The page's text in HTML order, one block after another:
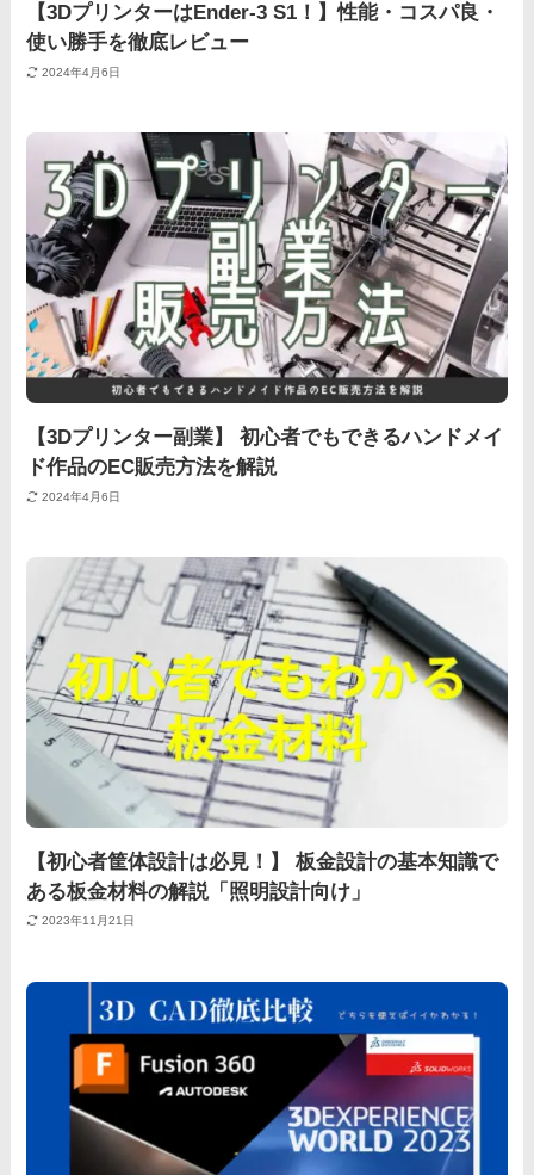
【3DプリンターはEnder-3 S1！】性能・コスパ良・
使い勝手を徹底レビュー
2024年4月6日
【3Dプリンター副業】 初心者でもできるハンドメイ
ド作品のEC販売方法を解説
2024年4月6日
【初心者筐体設計は必見！】 板金設計の基本知識で
ある板金材料の解説「照明設計向け」
2023年11月21日